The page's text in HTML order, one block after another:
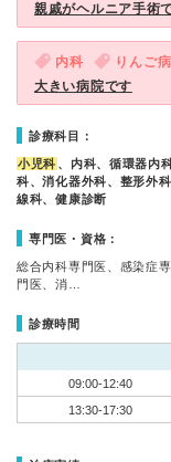
親戚がヘルニア手術
内科 りんご
大きい病院です
診療科目：
小児科 、内科、循環器内
科、消化器外科、整形外
線科、健康診断
専門医・資格：
総合内科専門医、感染症
門医、消…
診療時間
09:00-12:40
13:30-17:30